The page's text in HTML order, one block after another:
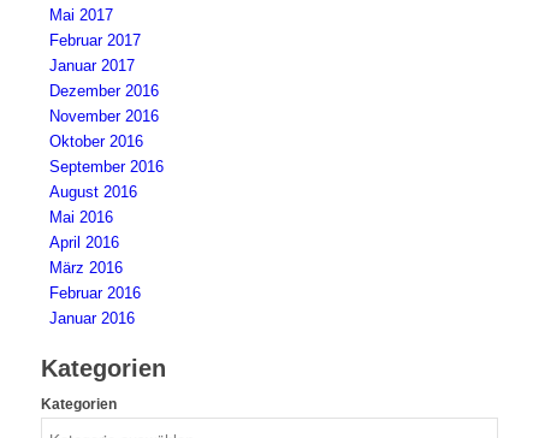
Mai 2017
Februar 2017
Januar 2017
Dezember 2016
November 2016
Oktober 2016
September 2016
August 2016
Mai 2016
April 2016
März 2016
Februar 2016
Januar 2016
Kategorien
Kategorien